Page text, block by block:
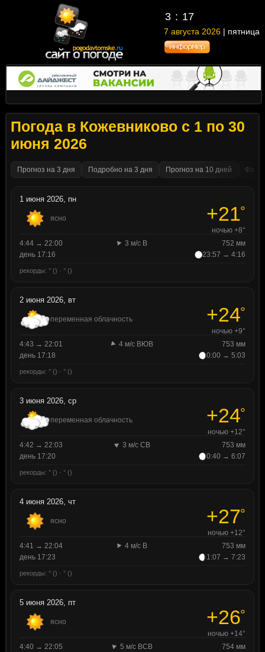
3 17
7 августа 2026 | пятница
Погода в Кожевниково с 1 по 30
июня 2026
Прогноз на 3 дня Подробно на 3 дня Прогноз на 10 дней
1 июня 2026, пн
ясно +21°
ночью +8°
4:44 → 22:00
3 м/с В
752 мм
день 17:16
23:57 → 4:16
рекорды: ° () · ° ()
2 июня 2026, вт
переменная облачность +24°
ночью +9°
4:43 → 22:01
4 м/с ВЮВ
753 мм
день 17:18
0:00 → 5:03
рекорды: ° () · ° ()
3 июня 2026, ср
переменная облачность +24°
ночью +12°
4:42 → 22:03
3 м/с СВ
753 мм
день 17:20
0:40 → 6:07
рекорды: ° () · ° ()
4 июня 2026, чт
ясно +27°
ночью +12°
4:41 → 22:04
4 м/с В
753 мм
день 17:23
1:07 → 7:23
рекорды: ° () · ° ()
5 июня 2026, пт
ясно +26°
ночью +14°
4:40 → 22:05
5 м/с ВСВ
754 мм